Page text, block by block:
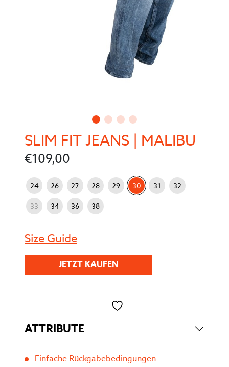
SLIM FIT JEANS | MALIBU
€109,00
Jeans Größe: 30
24 26 27 28 29 30 31 32
33 34 36 38
Size Guide
JETZT KAUFEN
ATTRIBUTE
Einfache Rückgabebedingungen